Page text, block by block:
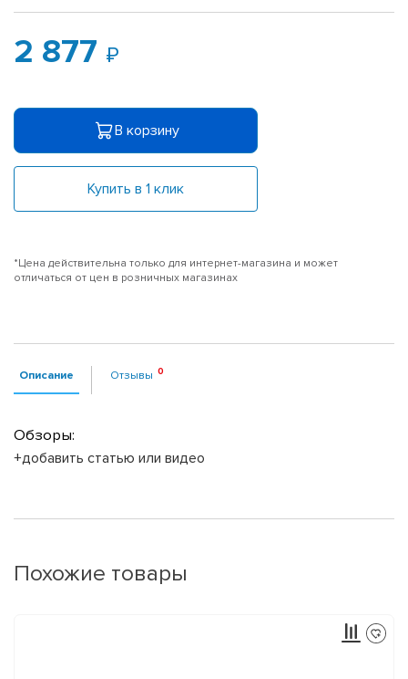
2 877
В корзину
Купить в 1 клик
*Цена действительна только для интернет-магазина и может
отличаться от цен в розничных магазинах
Описание Отзывы
Обзоры:
+добавить статью или видео
Похожие товары